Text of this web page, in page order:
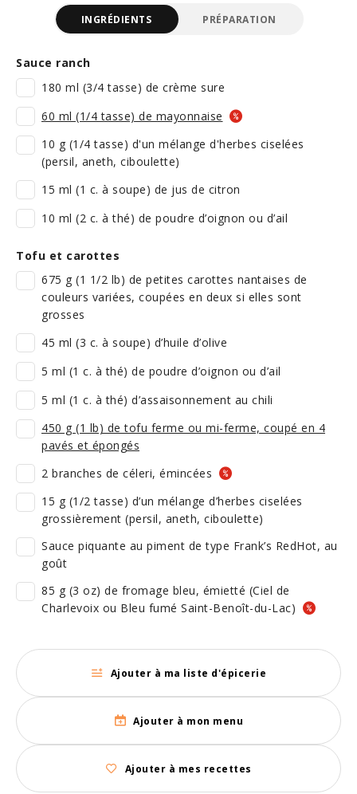
INGRÉDIENTS PRÉPARATION
Sauce ranch
180 ml (3/4 tasse) de crème sure
60 ml (1/4 tasse) de mayonnaise
10 g (1/4 tasse) d'un mélange d'herbes ciselées
(persil, aneth, ciboulette)
15 ml (1 c. à soupe) de jus de citron
10 ml (2 c. à thé) de poudre d’oignon ou d’ail
Tofu et carottes
675 g (1 1/2 lb) de petites carottes nantaises de
couleurs variées, coupées en deux si elles sont
grosses
45 ml (3 c. à soupe) d’huile d’olive
5 ml (1 c. à thé) de poudre d’oignon ou d’ail
5 ml (1 c. à thé) d’assaisonnement au chili
450 g (1 lb) de tofu ferme ou mi-ferme, coupé en 4
pavés et épongés
2 branches de céleri, émincées
15 g (1/2 tasse) d’un mélange d’herbes ciselées
grossièrement (persil, aneth, ciboulette)
Sauce piquante au piment de type Frank’s RedHot, au
goût
85 g (3 oz) de fromage bleu, émietté (Ciel de
Charlevoix ou Bleu fumé Saint-Benoît-du-Lac)
Ajouter à ma liste d'épicerie
Ajouter à mon menu
Ajouter à mes recettes